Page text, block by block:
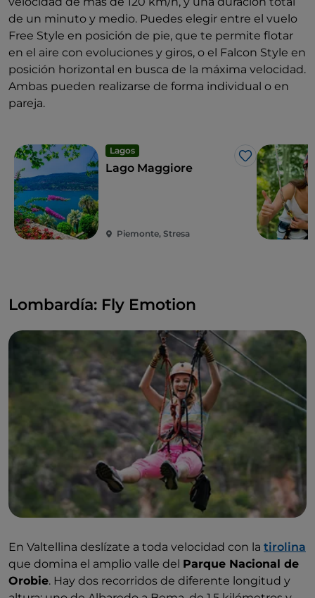
de un minuto y medio. Puedes elegir entre el vuelo
Free Style en posición de pie, que te permite flotar
en el aire con evoluciones y giros, o el Falcon Style en
posición horizontal en busca de la máxima velocidad.
Ambas pueden realizarse de forma individual o en
pareja.
Lagos
Me gusta
Lago Maggiore
Piemonte, Stresa
Lombardía: Fly Emotion
En Valtellina deslízate a toda velocidad con la tirolina
que domina el amplio valle del Parque Nacional de
Orobie. Hay dos recorridos de diferente longitud y